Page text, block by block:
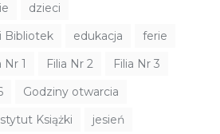
dzieci
Bibliotek
edukacja
ferie
Nr 1 Filia Nr 2
Filia Nr 3
Godziny otwarcia
Książki
jesień